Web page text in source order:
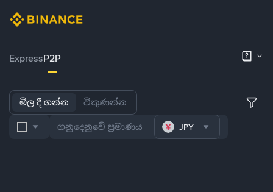
ExpressP2P
මිල දී ගන්න විකුණන්න
JPY